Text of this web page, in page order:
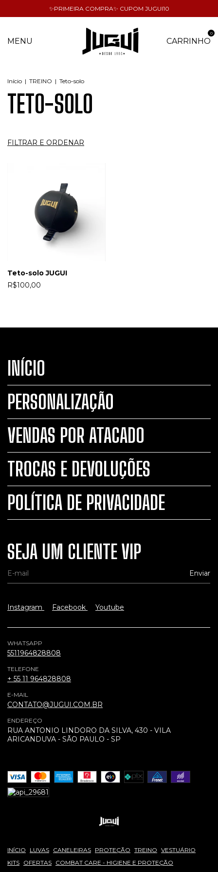
✨PRIMEIRA COMPRA✨ CUPOM JUGUI10
MENU CARRINHO
0
Início | TREINO | Teto-solo
TETO-SOLO
FILTRAR E ORDENAR
Teto-solo JUGUI
R$100,00
INÍCIO
PERSONALIZAÇÃO
VENDAS POR ATACADO
TROCAS E DEVOLUÇÕES
POLÍTICA DE PRIVACIDADE
SEJA UM CLIENTE VIP
Instagram Facebook Youtube
WHATSAPP
5511964828808
TELEFONE
+ 55 11 964828808
E-MAIL
CONTATO@JUGUI.COM.BR
ENDEREÇO
RUA ANTONIO LINDORO DA SILVA, 430 - VILA
ARICANDUVA - SÃO PAULO - SP
INÍCIO LUVAS CANELEIRAS PROTEÇÃO TREINO VESTUÁRIO
KITS OFERTAS COMBAT CARE - HIGIENE E PROTEÇÃO